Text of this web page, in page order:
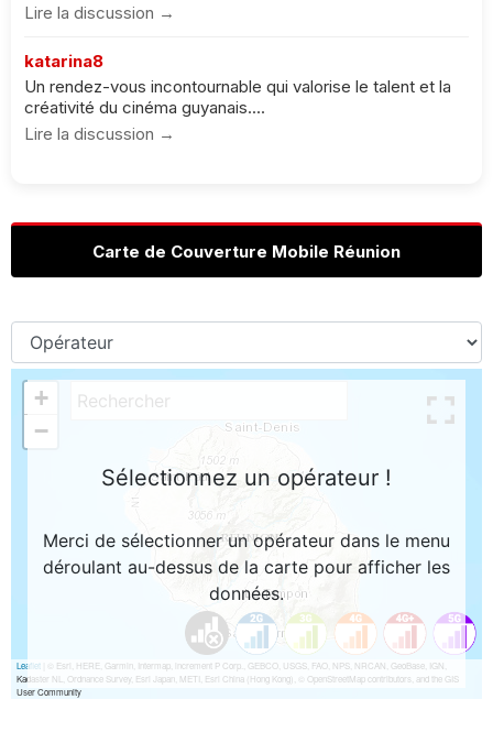
Lire la discussion →
katarina8
Un rendez-vous incontournable qui valorise le talent et la
créativité du cinéma guyanais....
Lire la discussion →
Carte de Couverture Mobile Réunion